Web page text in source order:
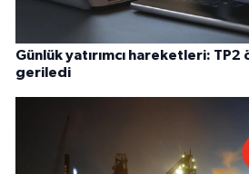
Günlük yatırımcı hareketleri: TP2
geriledi